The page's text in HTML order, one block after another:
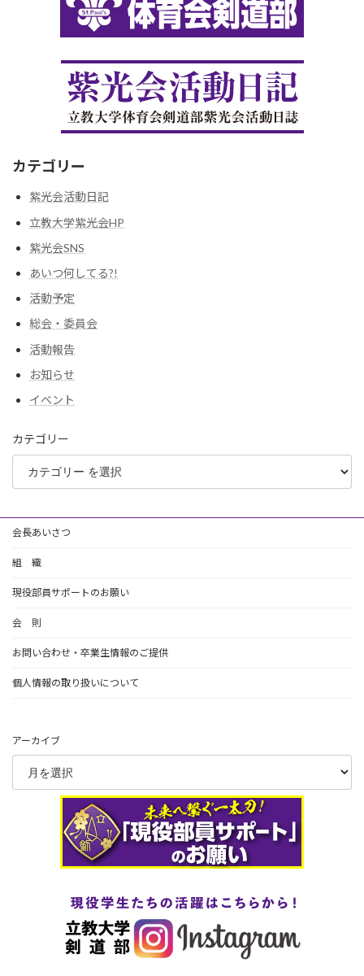
カテゴリー
紫光会活動日記
立教大学紫光会HP
紫光会SNS
あいつ何してる?!
活動予定
総会・委員会
活動報告
お知らせ
イベント
カテゴリー
会長あいさつ
組 織
現役部員サポートのお願い
会 則
お問い合わせ・卒業生情報のご提供
個人情報の取り扱いについて
アーカイブ